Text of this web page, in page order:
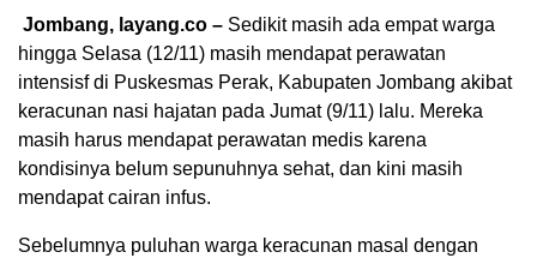
Jombang, layang.co – Sedikit masih ada empat warga
hingga Selasa (12/11) masih mendapat perawatan
intensisf di Puskesmas Perak, Kabupaten Jombang akibat
keracunan nasi hajatan pada Jumat (9/11) lalu. Mereka
masih harus mendapat perawatan medis karena
kondisinya belum sepunuhnya sehat, dan kini masih
mendapat cairan infus.
Sebelumnya puluhan warga keracunan masal dengan